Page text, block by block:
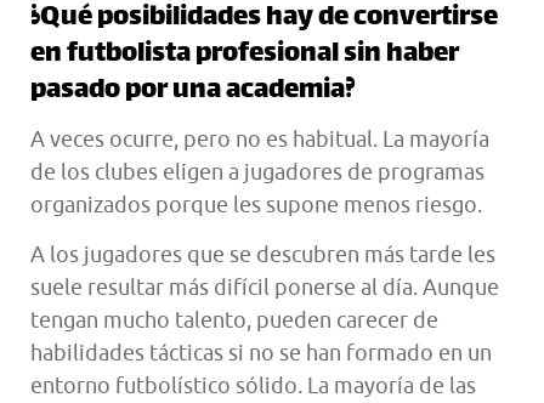
¿Qué posibilidades hay de convertirse
en futbolista profesional sin haber
pasado por una academia?
A veces ocurre, pero no es habitual. La mayoría
de los clubes eligen a jugadores de programas
organizados porque les supone menos riesgo.
A los jugadores que se descubren más tarde les
suele resultar más difícil ponerse al día. Aunque
tengan mucho talento, pueden carecer de
habilidades tácticas si no se han formado en un
entorno futbolístico sólido. La mayoría de las